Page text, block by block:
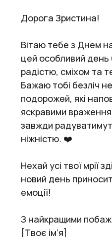
Дорога Зристина!
Вітаю тебе з Днем
цей особливий
радістю, сміхом та
Бажаю тобі безліч
подорожей, які
яскравими
завжди
ніжністю. ❤️
Нехай усі твої мрії
новий день
емоції!
З найкращими
[Твоє ім’я]